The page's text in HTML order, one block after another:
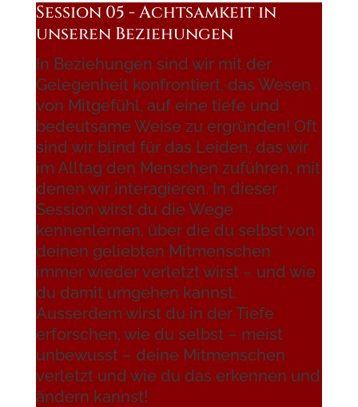
Session 05 - Achtsamkeit in
unseren Beziehungen
In Beziehungen sind wir mit der
Gelegenheit konfrontiert, das Wesen
von Mitgefühl, auf eine tiefe und
bedeutsame Weise zu ergründen! Oft
sind wir blind für das Leiden, das wir
im Alltag den Menschen zuführen, mit
denen wir interagieren. In dieser
Session wirst du die Wege
kennenlernen, über die du selbst von
deinen geliebten Mitmenschen
immer wieder verletzt wirst – und wie
du damit umgehen kannst.
Ausserdem wirst du in der Tiefe
erforschen, wie du selbst – meist
unbewusst – deine Mitmenschen
verletzt und wie du das erkennen und
ändern kannst!